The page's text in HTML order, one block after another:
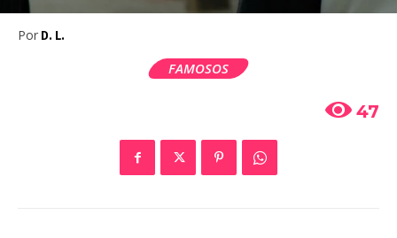
Por D. L.
FAMOSOS
47